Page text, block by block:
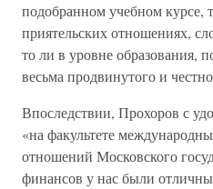
подобранном учебном курсе,
приятельских отношениях,
то ли в уровне образования,
весьма продвинутого и
Впоследствии, Прохоров с
«на факультете
отношений Московского
финансов у нас были